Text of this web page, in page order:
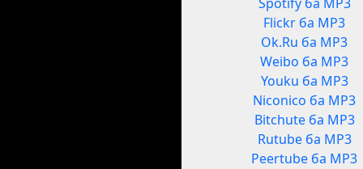
Flickr ба MP3
Ok.Ru ба MP3
Weibo ба MP3
Youku ба MP3
Niconico ба MP3
Bitchute ба MP3
Rutube ба MP3
Peertube ба MP3